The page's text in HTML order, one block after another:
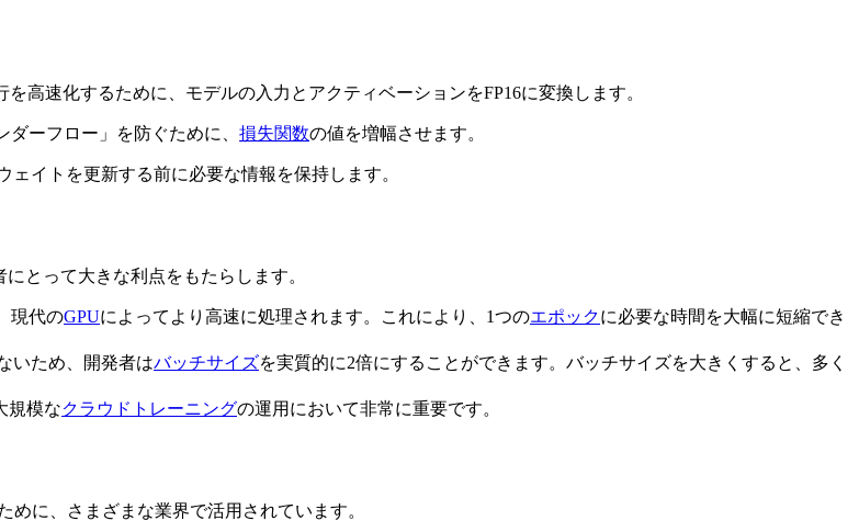
高速化するために、モデルの入力とアクティベーションをFP16に変換します。
ーフロー」を防ぐために、 損失関数の値を増幅させます。
イトを更新する前に必要な情報を保持します。
とって大きな利点をもたらします。
現代のGPUによってより高速に処理されます。これにより、1つのエポックに必要な時間を大幅に短縮でき
いため、開発者はバッチサイズを実質的に2倍にすることができます。バッチサイズを大きくすると、多く
規模なクラウドトレーニングの運用において非常に重要です。
めに、さまざまな業界で活用されています。